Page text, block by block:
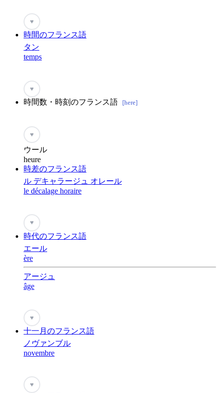
♥
時間のフランス語
タン
temps
♥
時間数・時刻のフランス語 [here]
♥
ウール
heure
時差のフランス語
ル デキャラージュ オレール
le décalage horaire
♥
時代のフランス語
エール
ère
アージュ
âge
♥
十一月のフランス語
ノヴァンブル
novembre
♥